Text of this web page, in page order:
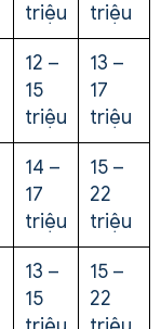
triệu
triệu
12 –
15
triệu
13 –
17
triệu
14 –
17
triệu
15 –
22
triệu
13 –
15
15 –
22